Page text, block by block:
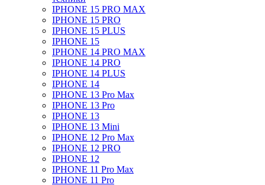
IPHONE 15 PRO MAX
IPHONE 15 PRO
IPHONE 15 PLUS
IPHONE 15
IPHONE 14 PRO MAX
IPHONE 14 PRO
IPHONE 14 PLUS
IPHONE 14
IPHONE 13 Pro Max
IPHONE 13 Pro
IPHONE 13
IPHONE 13 Mini
IPHONE 12 Pro Max
IPHONE 12 PRO
IPHONE 12
IPHONE 11 Pro Max
IPHONE 11 Pro